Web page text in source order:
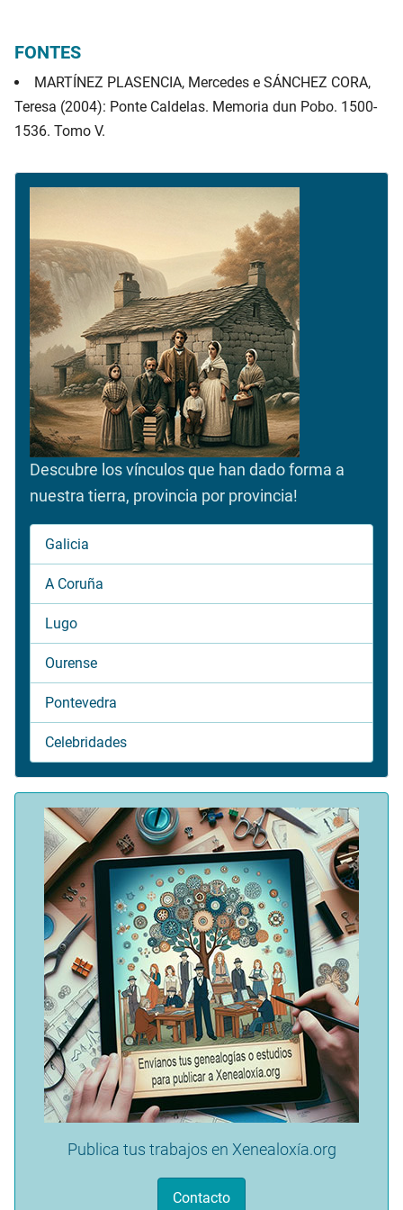
FONTES
MARTÍNEZ PLASENCIA, Mercedes e SÁNCHEZ CORA,
Teresa (2004): Ponte Caldelas. Memoria dun Pobo. 1500-
1536. Tomo V.
Descubre los vínculos que han dado forma a
nuestra tierra, provincia por provincia!
Galicia
A Coruña
Lugo
Ourense
Pontevedra
Celebridades
Publica tus trabajos en Xenealoxía.org
Contacto